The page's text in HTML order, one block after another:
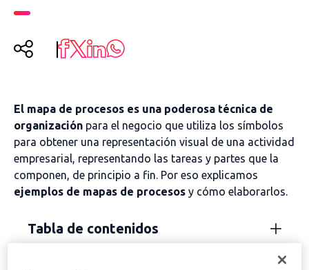
El mapa de procesos es una poderosa técnica de
organización para el negocio que utiliza los símbolos
para obtener una representación visual de una actividad
empresarial, representando las tareas y partes que la
componen, de principio a fin. Por eso explicamos
ejemplos de mapas de procesos y cómo elaborarlos.
Tabla de contenidos